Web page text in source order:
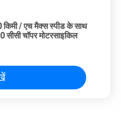
/ एच मैक्स स्पीड के साथ
सीसी चॉपर मोटरसाइकिल